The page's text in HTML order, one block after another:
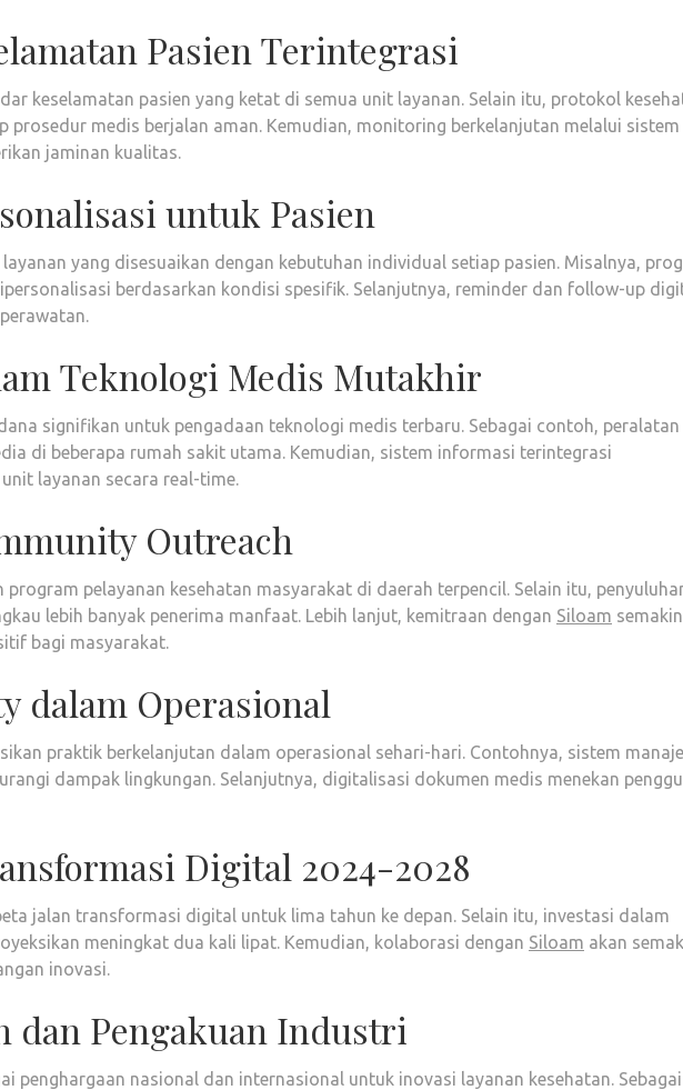
Pasien Terintegrasi
keselamatan pasien yang ketat di semua unit layanan. Selain itu, protokol
prosedur medis berjalan aman. Kemudian, monitoring berkelanjutan melalui sistem
jaminan kualitas.
untuk Pasien
yang disesuaikan dengan kebutuhan individual setiap pasien. Misalnya,
berdasarkan kondisi spesifik. Selanjutnya, reminder dan follow-up
Teknologi Medis Mutakhir
signifikan untuk pengadaan teknologi medis terbaru. Sebagai contoh, peralatan
di beberapa rumah sakit utama. Kemudian, sistem informasi terintegrasi
layanan secara real-time.
Outreach
pelayanan kesehatan masyarakat di daerah terpencil. Selain itu,
lebih banyak penerima manfaat. Lebih lanjut, kemitraan dengan Siloam semakin
bagi masyarakat.
dalam Operasional
praktik berkelanjutan dalam operasional sehari-hari. Contohnya, sistem
dampak lingkungan. Selanjutnya, digitalisasi dokumen medis menekan
Digital 2024-2028
jalan transformasi digital untuk lima tahun ke depan. Selain itu, investasi dalam
meningkat dua kali lipat. Kemudian, kolaborasi dengan Siloam akan
inovasi.
dan Pengakuan Industri
penghargaan nasional dan internasional untuk inovasi layanan kesehatan. Sebagai